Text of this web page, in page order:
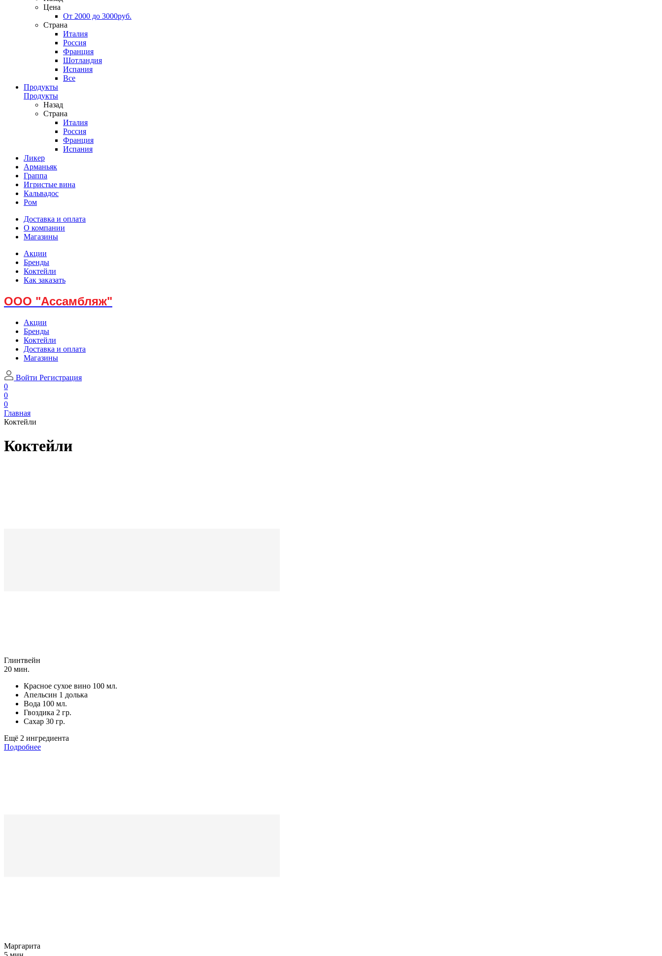
Цена
От 2000 до 3000руб.
Страна
Италия
Россия
Франция
Шотландия
Испания
Все
Продукты
Продукты
Назад
Страна
Италия
Россия
Франция
Испания
Ликер
Арманьяк
Граппа
Игристые вина
Кальвадос
Ром
Доставка и оплата
О компании
Магазины
Акции
Бренды
Коктейли
Как заказать
ООО "Ассамбляж"
Акции
Бренды
Коктейли
Доставка и оплата
Магазины
Войти Регистрация
0
0
0
Главная
Коктейли
Коктейли
Глинтвейн
20 мин.
Красное сухое вино 100 мл.
Апельсин 1 долька
Вода 100 мл.
Гвоздика 2 гр.
Сахар 30 гр.
Ещё 2 ингредиента
Подробнее
Маргарита